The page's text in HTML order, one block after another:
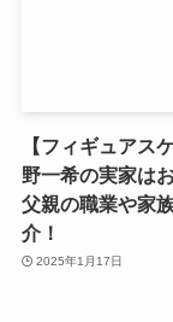
【フィギュアス
野一希の実家は
父親の職業や家
介！
2025年1月17日